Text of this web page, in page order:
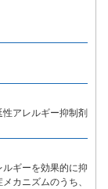
アレルギー抑制剤
ギーを効果的に抑
カニズムのうち、